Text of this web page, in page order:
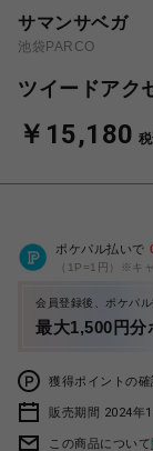
サマンサベガ
池袋PARCO
ツイードアク
￥15,180
ポケパル払いで
（1P=1円）※キ
会員登録後、ポケパ
最大1,500円分
獲得ポイントの確
販売期間 2024年
この商品について